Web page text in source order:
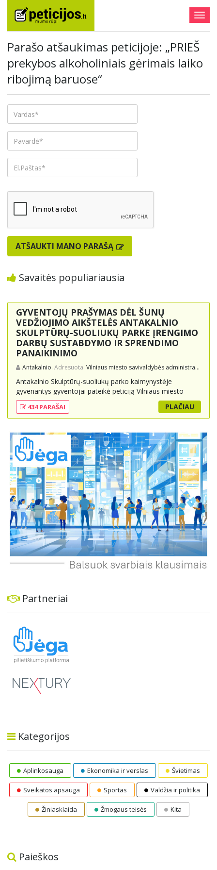
Parašo atšaukimas peticijoje: „PRIEŠ
prekybos alkoholiniais gėrimais laiko
ribojimą baruose“
ATŠAUKTI MANO PARAŠĄ
Savaitės populiariausia
GYVENTOJŲ PRAŠYMAS DĖL ŠUNŲ
VEDŽIOJIMO AIKŠTELĖS ANTAKALNIO
SKULPTŪRŲ-SUOLIUKŲ PARKE ĮRENGIMO
DARBŲ SUSTABDYMO IR SPRENDIMO
PANAIKINIMO
Antakalnio. Adresuota: Vilniaus miesto savivaldybės administracijai, Vilniaus miesto merui
Antakalnio Skulptūrų-suoliukų parko kaimynystėje
gyvenantys gyventojai pateikė peticiją Vilniaus miesto
savivaldybei, prašydami sustabdyti ir panaikinti sprendimą
dėl šunų vedžiojimo aikštelės įrengimo parke. Jie teigia,
kad projektas buvo pradėtas neinformavus vietos
principų, o parko teritorija patiria negrįžtamą žalą.
Gyventojai pabrėžia, kad parkas yra kultūrinės ir
rekreacinės vertės vieta, todėl tokie pokyčiai kenkia
vietiniams gyventojams ir viešajam interesui. Jie siūlo
svarstyti alternatyvias vietas šunų aikštelei ir reikalauja
visapusiškai atkurti parko aplinką, jei sprendimas neįrengti
aikštelės bus priimtas.
434 PARAŠAI PLAČIAU
Partneriai
Kategorijos
Aplinkosauga Ekonomika ir verslas Švietimas
Sveikatos apsauga Sportas Valdžia ir politika
Žiniasklaida Žmogaus teisės Kita
Paieškos